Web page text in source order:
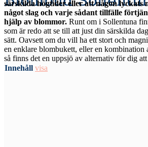
särskilda högtider eller att någon lyckats
något slag och varje sådant tillfälle
hjälp av blommor.
som är redo att se till att just din särskilda
sätt. Oavsett om du vill ha ett stort och
en enklare blombukett, eller en kombination
så finns det en uppsjö av alternativ för dig
Innehåll visa